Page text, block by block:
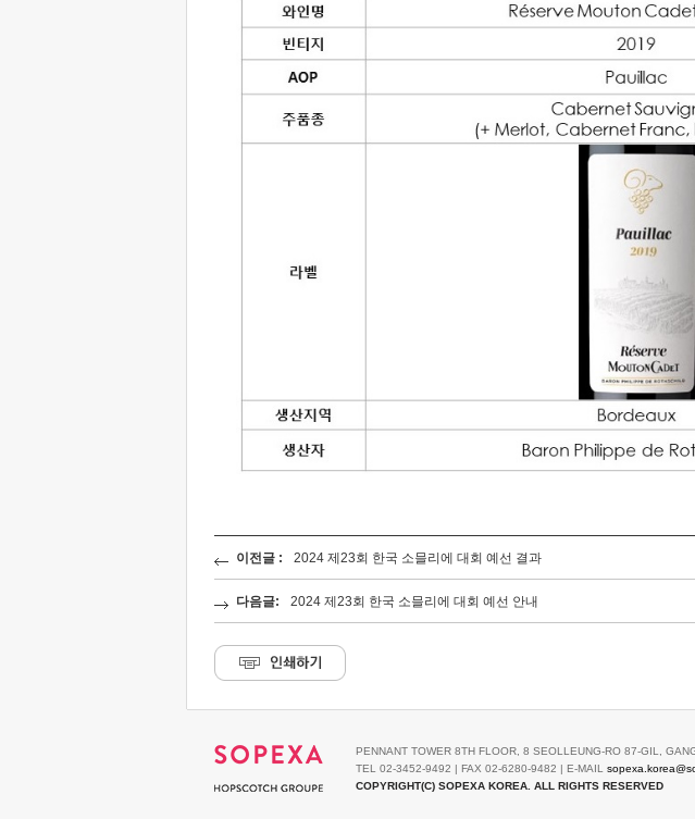
이전글 : 2024 제23회 한국 소믈리에 대회 예선 결과
다음글: 2024 제23회 한국 소믈리에 대회 예선 안내
PENNANT TOWER 8TH FLOOR, 8 SEOLLEUNG-RO 87-GIL,
TEL 02-3452-9492 | FAX 02-6280-9482 | E-MAIL
COPYRIGHT(C) SOPEXA KOREA. ALL RIGHTS RESERVED